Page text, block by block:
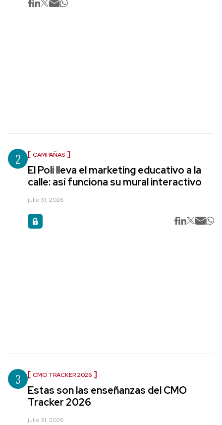
2 CAMPAÑAS
El Poli lleva el marketing educativo a la
calle: así funciona su mural interactivo
julio 31, 2026
3 CMO TRACKER 2026
Estas son las enseñanzas del CMO
Tracker 2026
julio 31, 2026